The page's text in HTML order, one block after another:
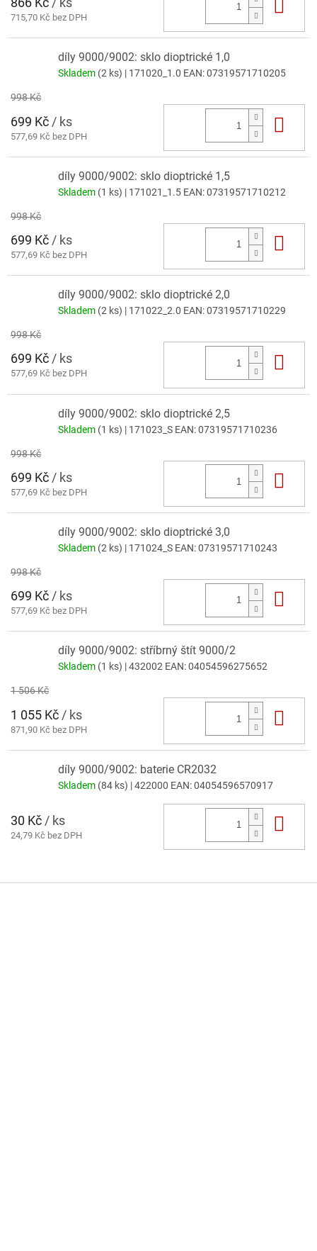
715,70 Kč bez DPH
díly 9000/9002: sklo dioptrické 1,0
Skladem (2 ks) | 171020_1.0 EAN:07319571710205
998 Kč
699 Kč / ks
577,69 Kč bez DPH
díly 9000/9002: sklo dioptrické 1,5
Skladem (1 ks) | 171021_1.5 EAN:07319571710212
998 Kč
699 Kč / ks
577,69 Kč bez DPH
díly 9000/9002: sklo dioptrické 2,0
Skladem (2 ks) | 171022_2.0 EAN:07319571710229
998 Kč
699 Kč/ ks
577,69 Kč bez DPH
díly 9000/9002: sklo dioptrické 2,5
Skladem (1 ks) | 171023_S EAN:07319571710236
998 Kč
699 Kč / ks
577,69 Kč bez DPH
díly 9000/9002: sklo dioptrické 3,0
Skladem (2 ks) | 171024_S EAN:07319571710243
998 Kč
699 Kč / ks
577,69 Kč bez DPH
díly 9000/9002: stříbrný štít 9000/2
Skladem (1 ks) | 432002 EAN:04054596275652
1 506 Kč
1 055 Kč / ks
871,90 Kč bez DPH
díly 9000/9002: baterie CR2032
Skladem (84 ks) | 422000 EAN:04054596570917
30 Kč / ks
24,79 Kč bez DPH